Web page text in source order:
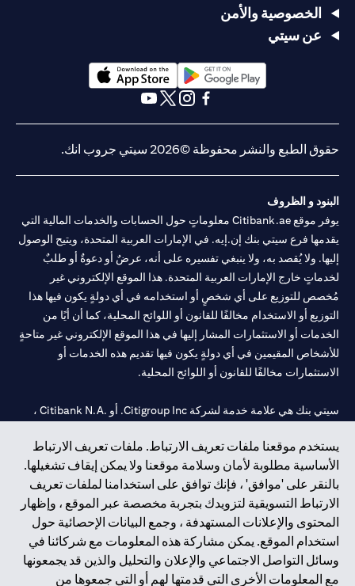
يستخدم موقعنا ملفات تعريف الارتباط. ملفات تعريف الارتباط
الأساسية مطلوبة لأمان وسلامة موقعنا ولا يمكن إيقاف تشغيلها.
بالنقر على 'موافق' ، فإنك توافق على استخدامنا لملفات تعريف
الارتباط التسويقية لتزويدك بتجربة مخصصة عبر الموقع ، وإظهار
المحتوى والإعلانات المستهدفة ، وجمع البيانات الإحصائية حول
استخدام الموقع. يمكن مشاركة هذه المعلومات مع شركائنا في
وسائل التواصل الاجتماعي والإعلان والتحليل والذين قد يجمعونها
مع المعلومات الأخرى التي قدمتها لهم أو التي جمعوها من
الخصوصية والأمن
عن سيتي
opens in a new tab
opens in a new tab
حقوق الطبع والنشر محفوظة ©2026 سيتي جروب انك.
البنود و الظروف
يوفر موقع Citibank.ae معلوماتٍ حول الحسابات والخدمات المالية التي
يقدمها فرع سيتي بنك إن.إيه. في الإمارات العربية المتحدة، ويتيح الوصول
إليها. ولا يُقصد به، ولا ينبغي تفسيره على أنه، عرضٌ أو دعوةٌ أو طلبٌ
لخدماتٍ خارج الإمارات العربية المتحدة. هذا الموقع الإلكتروني غير
مُخصص للتوزيع على أي شخصٍ أو استخدامه في أي دولةٍ يكون فيها هذا
التوزيع أو الاستخدام مخالفًا للقانون أو اللوائح المحلية، كما أن أيًا من
الخدمات أو الاستثمارات المشار إليها في هذا الموقع الإلكتروني غير متاحةٍ
للأشخاص المقيمين في أي دولةٍ يكون فيها تقديم هذه الخدمات أو
الاستثمارات مخالفًا للقانون أو اللوائح المحلية.
سيتي بنك هي علامة خدمة لشركة Citigroup Inc. أو .Citibank N.A ،
سيتي بنك إن. إيه. الإمارات مسجل لدى مصرف الإمارات المركزي تحت
أرقام التراخيص 202563 لفرع الوصل في دبي، 531989 لفرع مول
الإمارات في دبي، و CN-1002019 لفرع أبوظبي. هاتف: 4000 311 04.
فرع سيتي بنك إن إيه - الإمارات العربية المتحدة مرخص من مصرف
الإمارات العربية المتحدة المركزي كفرع لبنك أجنبي.
سيتي بنك إن إيه الإمارات العربية المتحدة مرخص من هيئة الأوراق المالية
والسلع في الإمارات العربية المتحدة ("SCA") للقيام بالنشاط المالي لـ أ)